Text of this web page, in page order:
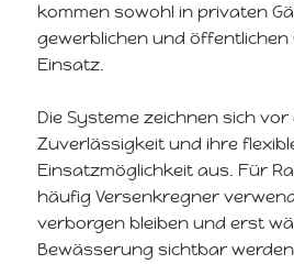
kommen sowohl in privaten
gewerblichen und öffentlichen
Einsatz.
Die Systeme zeichnen sich
Zuverlässigkeit und ihre
Einsatzmöglichkeit aus. Für
häufig Versenkregner
verborgen bleiben und erst
Bewässerung sichtbar